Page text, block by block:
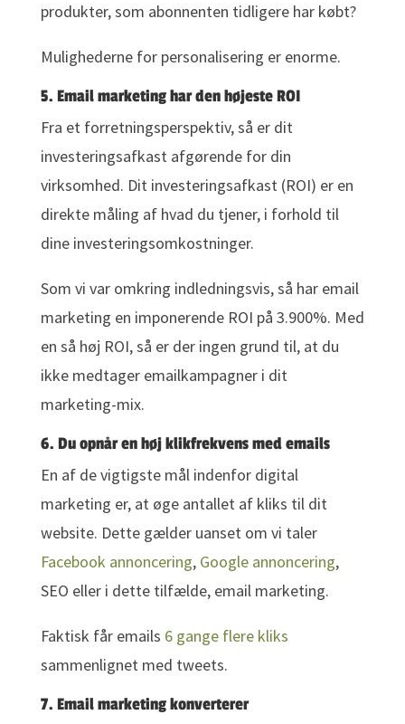
produkter, som abonnenten tidligere har købt?
Mulighederne for personalisering er enorme.
5. Email marketing har den højeste ROI
Fra et forretningsperspektiv, så er dit
investeringsafkast afgørende for din
virksomhed. Dit investeringsafkast (ROI) er en
direkte måling af hvad du tjener, i forhold til
dine investeringsomkostninger.
Som vi var omkring indledningsvis, så har email
marketing en imponerende ROI på 3.900%. Med
en så høj ROI, så er der ingen grund til, at du
ikke medtager emailkampagner i dit
marketing-mix.
6. Du opnår en høj klikfrekvens med emails
En af de vigtigste mål indenfor digital
marketing er, at øge antallet af kliks til dit
website. Dette gælder uanset om vi taler
Facebook annoncering, Google annoncering,
SEO eller i dette tilfælde, email marketing.
Faktisk får emails 6 gange flere kliks
sammenlignet med tweets.
7. Email marketing konverterer